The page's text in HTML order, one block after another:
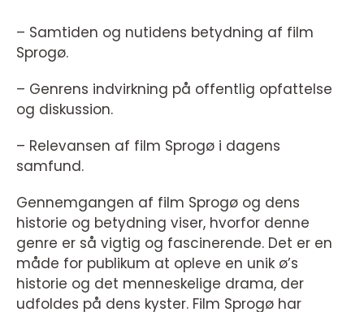
– Samtiden og nutidens betydning af film
Sprogø.
– Genrens indvirkning på offentlig opfattelse
og diskussion.
– Relevansen af film Sprogø i dagens
samfund.
Gennemgangen af film Sprogø og dens
historie og betydning viser, hvorfor denne
genre er så vigtig og fascinerende. Det er en
måde for publikum at opleve en unik ø’s
historie og det menneskelige drama, der
udfoldes på dens kyster. Film Sprogø har